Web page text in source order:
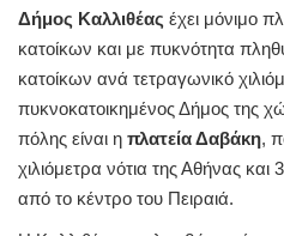
Δήμος Καλλιθέας έχει μόνιμο
κατοίκων και με πυκνότητα
κατοίκων ανά τετραγωνικό
πυκνοκατοικημένος Δήμος της
πόλης είναι η πλατεία Δαβάκη,
χιλιόμετρα νότια της Αθήνας και
από το κέντρο του Πειραιά.